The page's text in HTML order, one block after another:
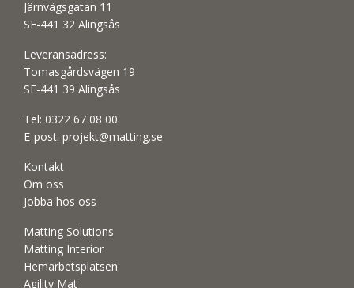
Järnvägsgatan 11
SE-441 32 Alingsås
Leveransadress:
Tomasgårdsvägen 19
SE-441 39 Alingsås
Tel: 0322 67 08 00
E-post: projekt@matting.se
Kontakt
Om oss
Jobba hos oss
Matting Solutions
Matting Interior
Hemarbetsplatsen
Agility Mat